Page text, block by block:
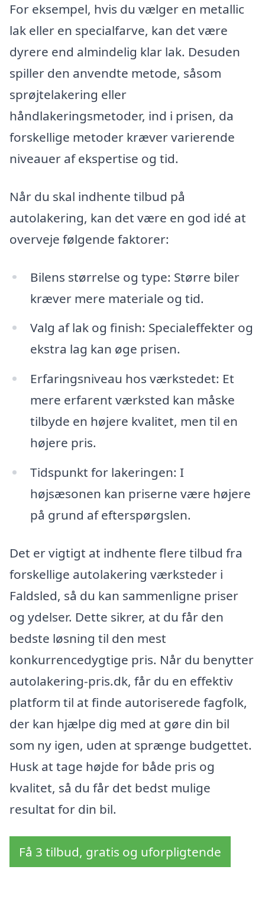
For eksempel, hvis du vælger en metallic
lak eller en specialfarve, kan det være
dyrere end almindelig klar lak. Desuden
spiller den anvendte metode, såsom
sprøjtelakering eller
håndlakeringsmetoder, ind i prisen, da
forskellige metoder kræver varierende
niveauer af ekspertise og tid.
Når du skal indhente tilbud på
autolakering, kan det være en god idé at
overveje følgende faktorer:
Bilens størrelse og type: Større biler
kræver mere materiale og tid.
Valg af lak og finish: Specialeffekter og
ekstra lag kan øge prisen.
Erfaringsniveau hos værkstedet: Et
mere erfarent værksted kan måske
tilbyde en højere kvalitet, men til en
højere pris.
Tidspunkt for lakeringen: I
højsæsonen kan priserne være højere
på grund af efterspørgslen.
Det er vigtigt at indhente flere tilbud fra
forskellige autolakering værksteder i
Faldsled, så du kan sammenligne priser
og ydelser. Dette sikrer, at du får den
bedste løsning til den mest
konkurrencedygtige pris. Når du benytter
autolakering-pris.dk, får du en effektiv
platform til at finde autoriserede fagfolk,
der kan hjælpe dig med at gøre din bil
som ny igen, uden at sprænge budgettet.
Husk at tage højde for både pris og
kvalitet, så du får det bedst mulige
resultat for din bil.
Få 3 tilbud, gratis og uforpligtende